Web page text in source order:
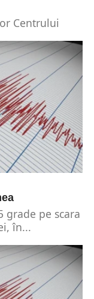
Centrului
o...
grade pe scara
în...